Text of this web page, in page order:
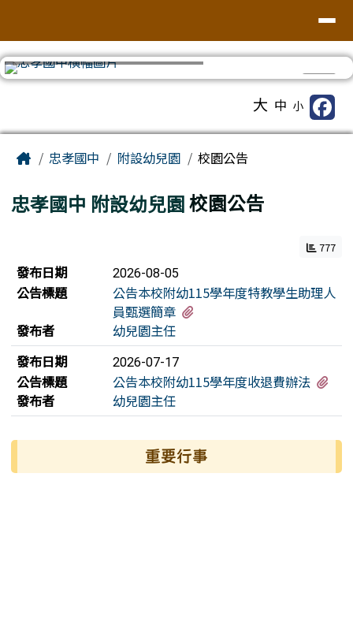
大 中 小
Home忠孝國中 附設幼兒園 校園公告
忠孝國中 附設幼兒園校園公告
777
新聞列表
發布日期 2026-08-05
公告標題
公告本校附幼115學年度特教學生助理人
員甄選簡章
發布者
幼兒園主任
發布日期
2026-07-17
公告標題 公告本校附幼115學年度收退費辦法
發布者
幼兒園主任
左邊區域內容 重要行事